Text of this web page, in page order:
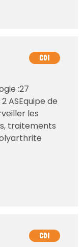
CDI
:27
ASEquipe de
les
traitements
CDI